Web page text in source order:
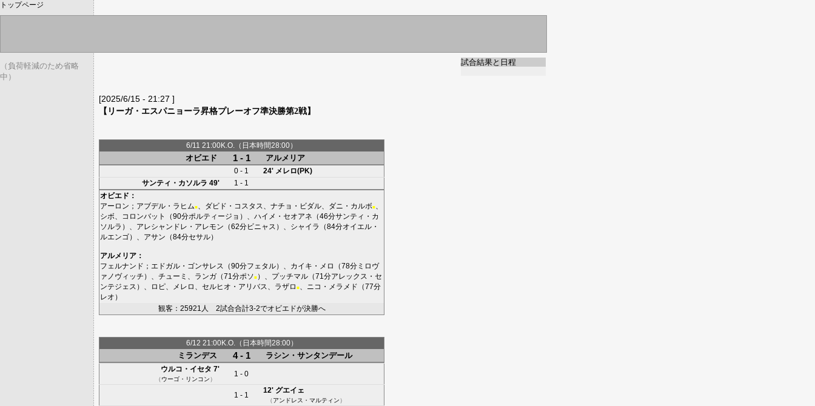
トップページ
（負荷軽減のため省略
中）
試合結果と日程
[2025/6/15 - 21:27 ]
【リーガ・エスパニョーラ昇格プレーオフ準決勝第2戦】
6/11 21:00K.O.（日本時間28:00）
オビエド 1 - 1 アルメリア
0 - 1 24' メレロ(PK)
サンティ・カソルラ 49'
1 - 1
オビエド ：
アーロン ； アブデル・ラヒム■ ダビド・コスタス ナチョ・ビダル ダニ・カルボ■
シボ
コロンバット （90分ポルティージョ ）、 ハイメ・セオアネ （46分サンティ・カ
ソルラ ）、 アレシャンドレ・アレモン （62分ビニャス ）、 シャイラ （84分オイエル・
ルエンゴ）、 アサン （84分セサル）
アルメリア ：
フェルナンド ； エドガル・ゴンサレス （90分フェタル）、 カイキ・メロ （78分 ミロヴ
ァノヴィッチ ）、 チューミ ランガ （71分ポソ■ ）、 プッチマル （71分アレックス・セ
ンテジェス ）、 ロピ メレロ セルヒオ・アリバス ラザロ ■ ニコ・メラメド （77分
レオ ）
観客：25921人 2試合合計3-2でオビエドが決勝へ
6/12 21:00K.O.（日本時間28:00）
ミランデス 4 - 1 ラシン・サンタンデール
ウルコ・イセタ 7'
（ウーゴ・リンコン）
1 - 0
1 - 1
12' グエイェ
（アンドレス・マルティン）